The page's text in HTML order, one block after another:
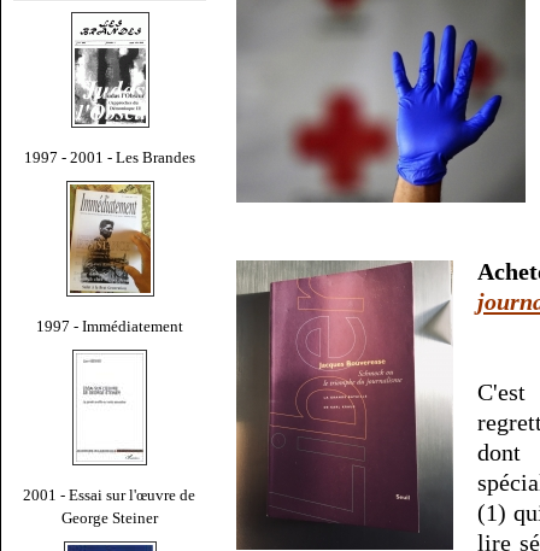
1997 - 2001 - Les Brandes
1997 - Immédiatement
2001 - Essai sur l'œuvre de
George Steiner
(1)
lire